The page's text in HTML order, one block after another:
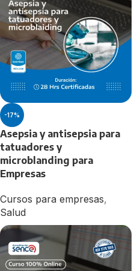
-17%
Asepsia y antisepsia para
tatuadores y
microblanding para
Empresas
Cursos para empresas,
Salud